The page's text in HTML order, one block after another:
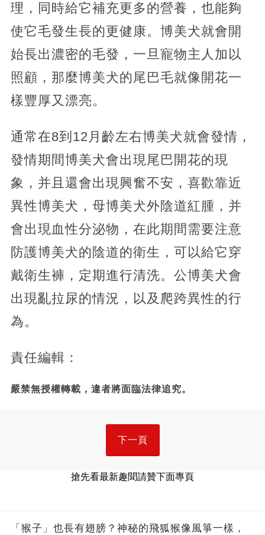
理，同時給它補充更多的營養，也能夠
使它毛發生長的更健康。博美犬就會開
始長出濃密的毛發，一旦寵物主人加以
照顧，那麼博美犬的尾巴毛就像開花一
樣豐厚又漂亮。
通常在8到12月齡左右博美犬就會發情，
發情期間博美犬會出現尾巴開花的現
象，并且還會出現興奮不安，喜歡靠近
異性博美犬，母博美犬外陰道紅腫，并
會出現血性分泌物，在此期間需要注意
防護博美犬的陰道的衛生，可以給它穿
戴衛生褲，定期進行清洗。公博美犬會
出現亂拉尿的情況，以及爬跨異性的行
為。
責任編輯：
嚴禁無授權轉載，違者將面臨法律追究。
下一頁
搶先看最新趣聞請贊下面專頁
「猴子」也長有翅膀？神秘的飛狐猴像風箏一樣，